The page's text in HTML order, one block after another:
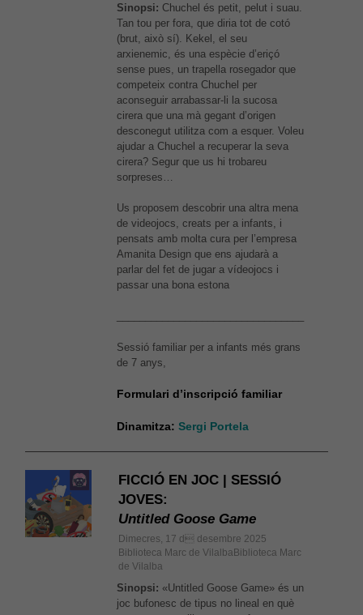
Sinopsi: Chuchel és petit, pelut i suau.
Tan tou per fora, que diria tot de cotó
(brut, això sí). Kekel, el seu
arxienemic, és una espècie d’eriçó
sense pues, un trapella rosegador que
competeix contra Chuchel per
aconseguir arrabassar-li la sucosa
cirera que una mà gegant d’origen
desconegut utilitza com a esquer. Voleu
ajudar a Chuchel a recuperar la seva
cirera? Segur que us hi trobareu
sorpreses…
Us proposem descobrir una altra mena
de videojocs, creats per a infants, i
pensats amb molta cura per l’empresa
Amanita Design que ens ajudarà a
parlar del fet de jugar a vídeojocs i
passar una bona estona
Sessió familiar per a infants més grans
de 7 anys,
Formulari d’inscripció familiar
Dinamitza: Sergi Portela
FICCIÓ EN JOC | SESSIÓ
JOVES:
Untitled Goose Game
Dimecres, 17 d desembre 2025
Biblioteca Marc de VilalbaBiblioteca Marc
de Vilalba
Sinopsi: «Untitled Goose Game» és un
joc bufonesc de tipus no lineal en què